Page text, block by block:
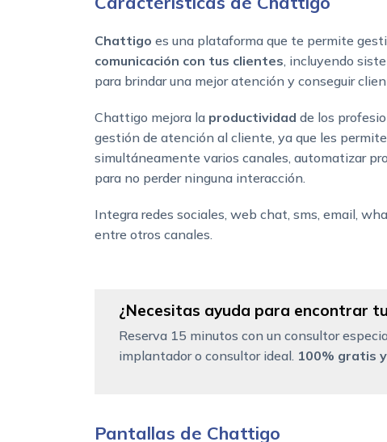
Chattigo es una plataforma que te permite
comunicación con tus clientes, incluyendo
para brindar una mejor atención y conseguir
Chattigo mejora la productividad de los
gestión de atención al cliente, ya que les
simultáneamente varios canales, automatizar
para no perder ninguna interacción.
Integra redes sociales, web chat, sms, email,
entre otros canales.
¿Necesitas ayuda para encontrar
Reserva 15 minutos con un consultor
implantador o consultor ideal. 100% gratis
Pantallas de Chattigo